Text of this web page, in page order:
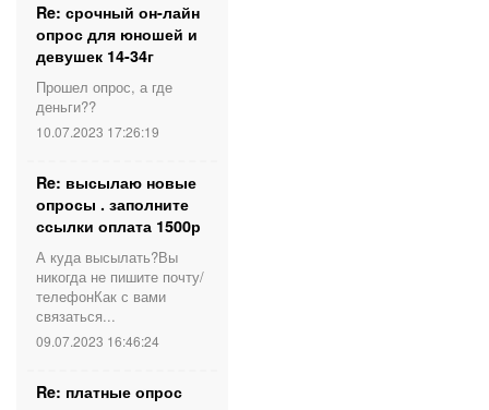
Re: срочный он-лайн
опрос для юношей и
девушек 14-34г
Прошел опрос, а где
деньги??
10.07.2023 17:26:19
Re: высылаю новые
опросы . заполните
ссылки оплата 1500р
А куда высылать?Вы
никогда не пишите почту/
телефонКак с вами
связаться...
09.07.2023 16:46:24
Re: платные опрос